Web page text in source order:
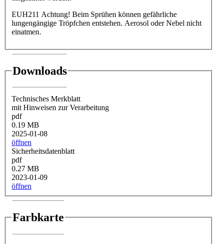
EUH211 Achtung! Beim Sprühen können gefährliche
lungengängige Tröpfchen entstehen. Aerosol oder Nebel nicht
einatmen.
Downloads
Technisches Merkblatt
mit Hinweisen zur Verarbeitung
pdf
0.19 MB
2025-01-08
öffnen
Sicherheitsdatenblatt
pdf
0.27 MB
2023-01-09
öffnen
Farbkarte